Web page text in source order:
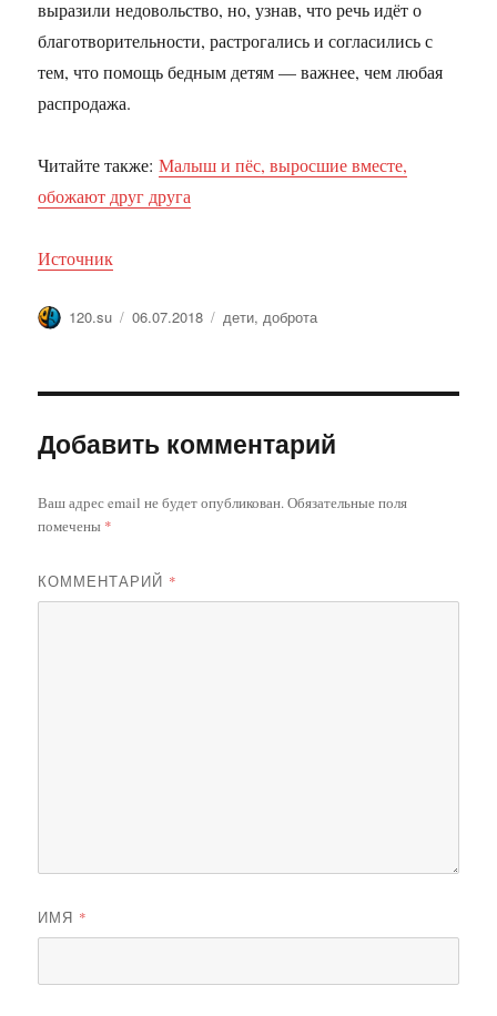
выразили недовольство, но, узнав, что речь идёт о
благотворительности, растрогались и согласились с
тем, что помощь бедным детям — важнее, чем любая
распродажа.
Читайте также:Малыш и пёс, выросшие вместе,
обожают друг друга
Источник
Автор
120.su Опубликовано
06.07.2018 Метки
дети,доброта
Добавить комментарий
Ваш адрес email не будет опубликован.Обязательные поля
помечены *
КОММЕНТАРИЙ *
ИМЯ *